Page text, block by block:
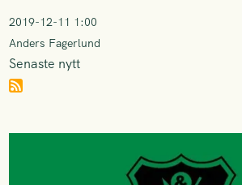
2019-12-11 1:00
Anders Fagerlund
Senaste nytt